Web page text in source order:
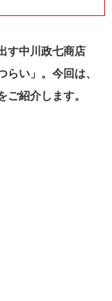
す中川政七商店
い」。今回は、
ご紹介します。